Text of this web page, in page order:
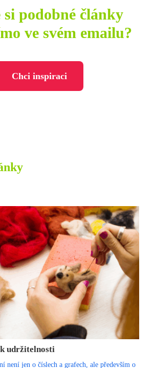
si podobné články
ve svém emailu?
Chci inspiraci
udržitelnosti
není jen o číslech a grafech, ale především o